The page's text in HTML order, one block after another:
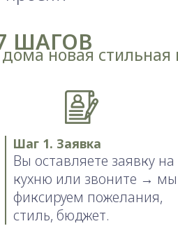
ШАГОВ
новая стильная
Шаг 1. Заявка
Вы оставляете заявку на
кухню или звоните → мы
фиксируем пожелания,
стиль, бюджет.